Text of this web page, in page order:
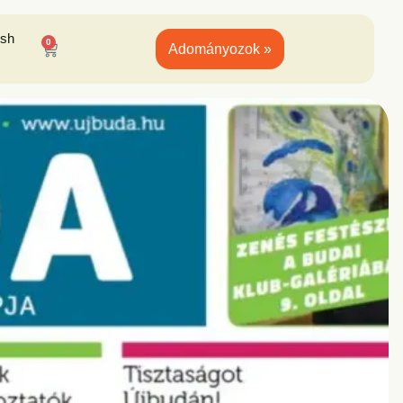
0 Adományozok »